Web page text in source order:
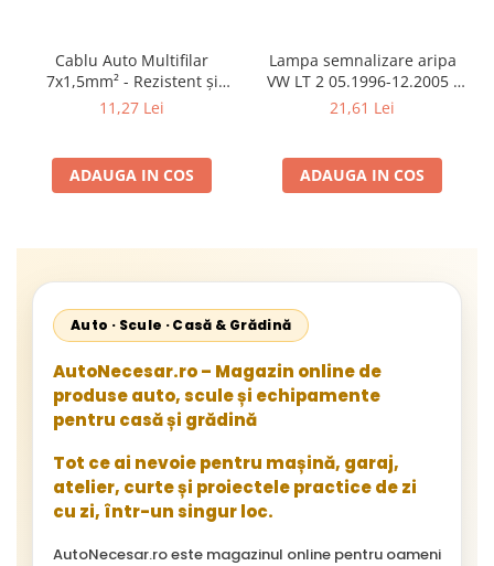
Cablu Auto Multifilar
7x1,5mm² - Rezistent și
Flexibil pentru Remorci 12V-
11,27 Lei
ADAUGA IN COS
Lampa semnalizare aripa
VW LT 2 05.1996-12.2005 ;
Mercedes Sprinter 1995-
Neoplan Euroliner,
Starliner,Centroliner,
21,61 Lei
ADAUGA IN COS
Auto · Scule · Casă & Grădină
AutoNecesar.ro – Magazin online de
produse auto, scule și echipamente
pentru casă și grădină
Tot ce ai nevoie pentru mașină, garaj,
atelier, curte și proiectele practice de zi
cu zi, într-un singur loc.
AutoNecesar.ro este magazinul online pentru oameni